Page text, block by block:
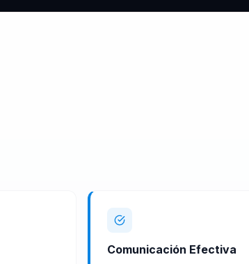
Comunicación Efectiva